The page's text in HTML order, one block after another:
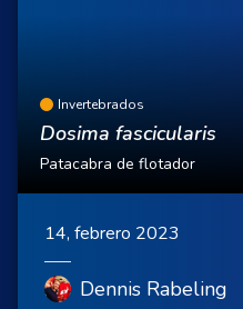
Invertebrados
Dosima fascicularis
Patacabra de flotador
14, febrero 2023
Dennis Rabeling